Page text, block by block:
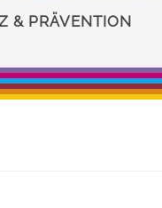
& PRÄVENTION